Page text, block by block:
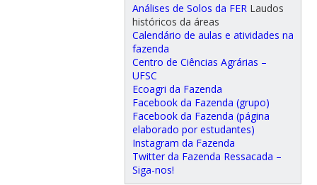
Análises de Solos da FER Laudos
históricos da áreas
Calendário de aulas e atividades na
fazenda
Centro de Ciências Agrárias –
UFSC
Ecoagri da Fazenda
Facebook da Fazenda (grupo)
Facebook da Fazenda (página
elaborado por estudantes)
Instagram da Fazenda
Twitter da Fazenda Ressacada –
Siga-nos!